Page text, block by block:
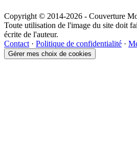
Copyright © 2014-2026 - Couverture
Toute utilisation de l'image du site doit
écrite de l'auteur.
Contact · Politique de confidentialité ·
Gérer mes choix de cookies